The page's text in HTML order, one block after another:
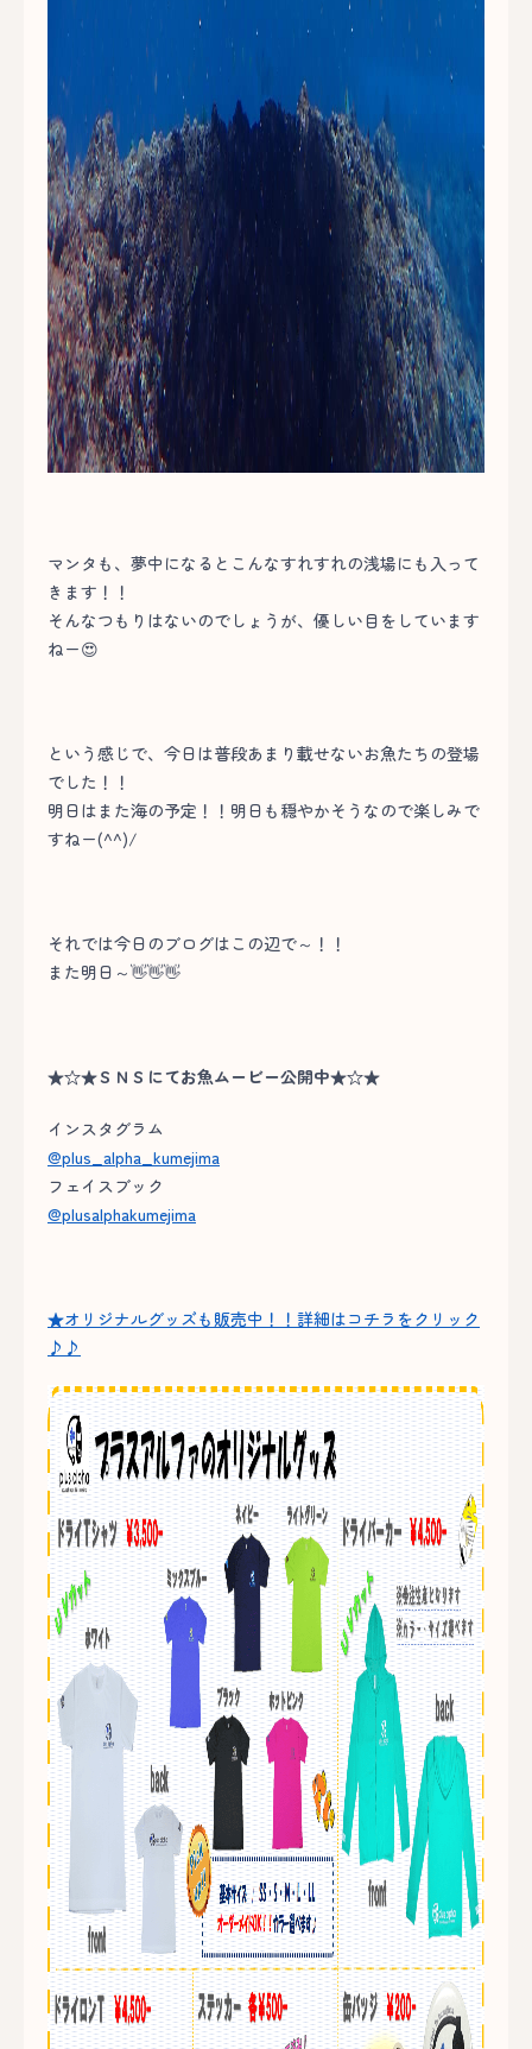
マンタも、夢中になるとこんなすれすれの浅場にも入って
きます！！
そんなつもりはないのでしょうが、優しい目をしています
ねー😍
という感じで、今日は普段あまり載せないお魚たちの登場
でした！！
明日はまた海の予定！！明日も穏やかそうなので楽しみで
すねー(^^)/
それでは今日のブログはこの辺で～！！
また明日～👋👋👋
★☆★ＳＮＳにてお魚ムービー公開中★☆★
インスタグラム
@plus_alpha_kumejima
フェイスブック
@plusalphakumejima
★オリジナルグッズも販売中！！詳細はコチラをクリック
♪♪